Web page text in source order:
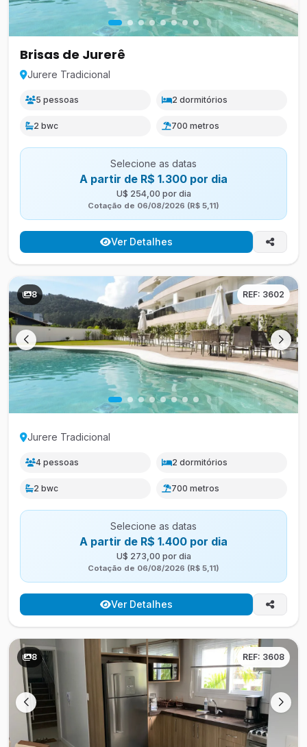
Brisas de Jurerê
Jurere Tradicional
5 pessoas 2 dormitórios
2 bwc 700 metros
Selecione as datas
A partir de R$ 1.300 por dia
U$ 254,00 por dia
Cotação de 06/08/2026 (R$ 5,11)
Ver Detalhes
REF: 3602
8
Jurere Tradicional
4 pessoas 2 dormitórios
2 bwc 700 metros
Selecione as datas
A partir de R$ 1.400 por dia
U$ 273,00 por dia
Cotação de 06/08/2026 (R$ 5,11)
Ver Detalhes
REF: 3608
8